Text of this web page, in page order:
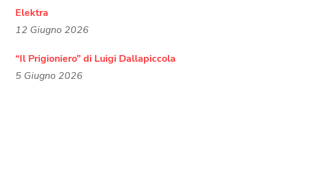
Elektra
12 Giugno 2026
“Il Prigioniero” di Luigi Dallapiccola
5 Giugno 2026